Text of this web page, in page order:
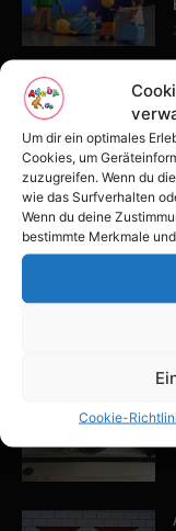
Um dir ein optimales
Cookies, um
zuzugreifen. Wenn du
wie das Surfverhalten
Wenn du deine
bestimmte Merkmale
Cookie-
POPULAR POSTS